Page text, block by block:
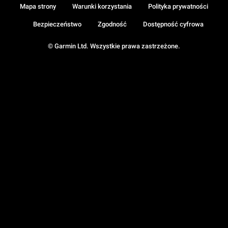
© Garmin Ltd. Wszystkie prawa zastrzeżone.
Mapa strony Warunki korzystania Polityka prywatności
Bezpieczeństwo Zgodność Dostępność cyfrowa